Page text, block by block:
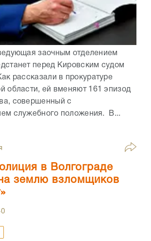
заочным отделением
перед Кировским судом
рассказали в прокуратуре
области, ей вменяют 161 эпизод
совершенный с
служебного положения. В...
в Волгограде
землю взломщиков